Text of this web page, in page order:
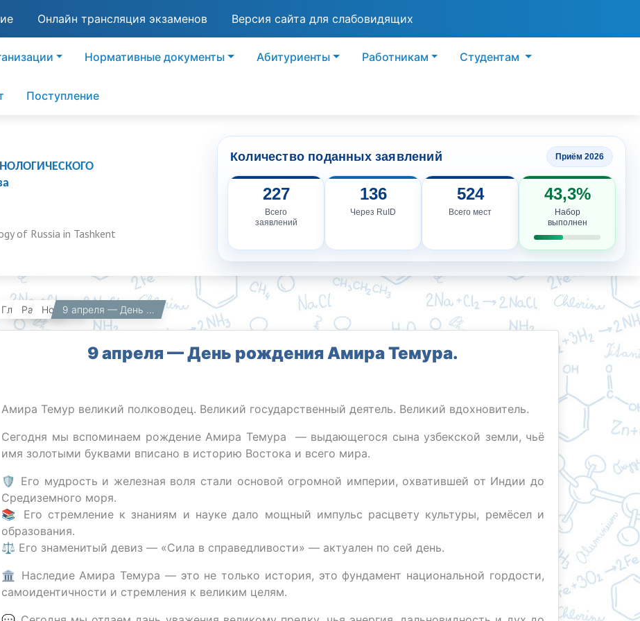
Онлайн трансляция экзаменов Версия сайта для слабовидящих
Нормативные документы Абитуриенты Работникам Студентам
Поступление
of Russia in Tashkent
Количество поданных заявлений Приём 2026
227
Всего
заявлений
136
Через RuID
524
Всего мест
43,3%
Набор
выполнен
Главная Работникам Новости 9 апреля — День рождения Амира Темура.
9 апреля — День рождения Амира Темура.
Амира Темур великий полководец. Великий государственный деятель. Великий вдохновитель.
Сегодня мы вспоминаем рождение Амира Темура — выдающегося сына узбекской земли, чьё
имя золотыми буквами вписано в историю Востока и всего мира.
🛡 Его мудрость и железная воля стали основой огромной империи, охватившей от Индии до
Средиземного моря.
📚 Его стремление к знаниям и науке дало мощный импульс расцвету культуры, ремёсел и
образования.
⚖️ Его знаменитый девиз — «Сила в справедливости» — актуален по сей день.
🏛 Наследие Амира Темура — это не только история, это фундамент национальной гордости,
самоидентичности и стремления к великим целям.